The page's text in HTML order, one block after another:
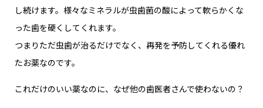
し続けます。様々なミネラルが虫歯菌の酸によって軟らかくな
った歯を硬くしてくれます。
つまりただ虫歯が治るだけでなく、再発を予防してくれる優れ
たお薬なのです。
これだけのいい薬なのに、なぜ他の歯医者さんで使わないの？